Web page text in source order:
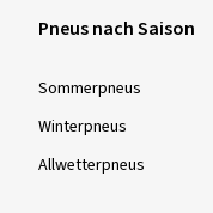
Pneus nach Saison
Sommer­pneus
Winter­pneus
Allwetter­pneus